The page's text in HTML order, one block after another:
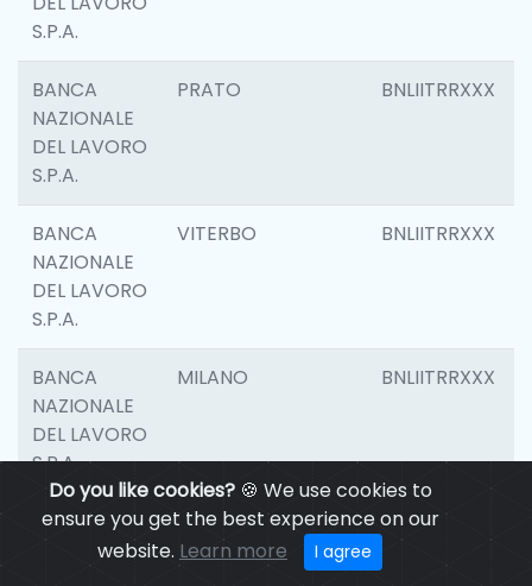
Do you like cookies?🍪 We use cookies to
ensure you get the best experience on our
website. Learn more I agree
S.P.A.
BANCA
NAZIONALE
DEL LAVORO
S.P.A.
PRATO BNLIITRRXXX
BANCA
NAZIONALE
DEL LAVORO
S.P.A.
VITERBO BNLIITRRXXX
BANCA
NAZIONALE
DEL LAVORO
S.P.A.
MILANO BNLIITRRXXX
BANCA
NAZIONALE
CASALECCHIO DI
RENO
BNLIITRRXXX